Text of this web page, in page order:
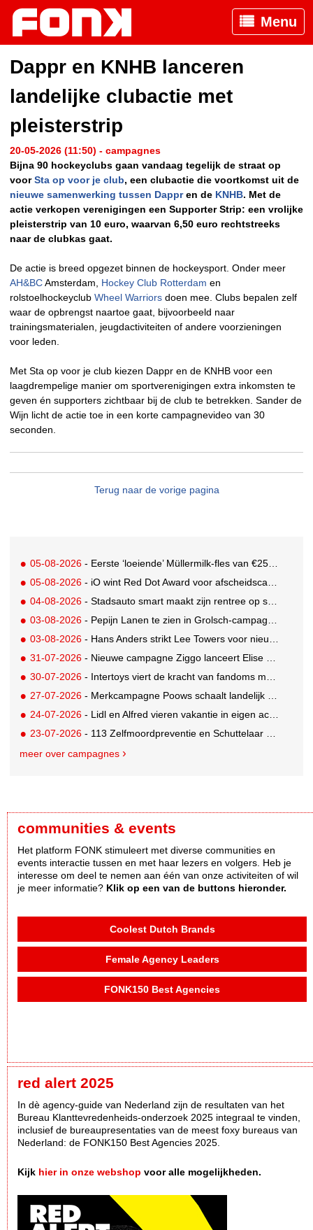
Menu
Dappr en KNHB lanceren
landelijke clubactie met
pleisterstrip
20-05-2026 (11:50) - campagnes
Bijna 90 hockeyclubs gaan vandaag tegelijk de straat op
voorSta op voor je club, een clubactie die voortkomst uit de
nieuwe samenwerking tussen Dappren de KNHB. Met de
actie verkopen verenigingen een Supporter Strip: een vrolijke
pleisterstrip van 10 euro, waarvan 6,50 euro rechtstreeks
naar de clubkas gaat.
De actie is breed opgezet binnen de hockeysport. Onder meer
AH&BCAmsterdam, Hockey Club Rotterdam en
rolstoelhockeyclub Wheel Warriors doen mee. Clubs bepalen zelf
waar de opbrengst naartoe gaat, bijvoorbeeld naar
trainingsmaterialen, jeugdactiviteiten of andere voorzieningen
voor leden.
Met Sta op voor je club kiezen Dappr en de KNHB voor een
laagdrempelige manier om sportverenigingen extra inkomsten te
geven én supporters zichtbaar bij de club te betrekken. Sander de
Wijn licht de actie toe in een korte campagnevideo van 30
seconden.
Terug naar de vorige pagina
05-08-2026 - Eerste ‘loeiende’ Müllermilk-fles van €25.000,- gevonden
05-08-2026 - iO wint Red Dot Award voor afscheidscampagne Peter Houtman bij Feyenoord
04-08-2026 - Stadsauto smart maakt zijn rentree op straat met een wereldwijde muurschilderingcampagne
03-08-2026 - Pepijn Lanen te zien in Grolsch-campagne voor nieuwe Grolsch CAL
03-08-2026 - Hans Anders strikt Lee Towers voor nieuwe campagne
31-07-2026 - Nieuwe campagne Ziggo lanceert Elise Schaap als expert over de Nederlandse voetbalbeleving
30-07-2026 - Intertoys viert de kracht van fandoms met nieuwe social media campagne rondom Olivia Rodrigo
27-07-2026 - Merkcampagne Poows schaalt landelijk op met gerichte Out of Home strategie
24-07-2026 - Lidl en Alfred vieren vakantie in eigen achtertuin
23-07-2026 - 113 Zelfmoordpreventie en Schuttelaar & Partners richten bewustwordingscampagne op mannen
meer over campagnes
communities & events
Het platform FONK stimuleert met diverse communities en
events interactie tussen en met haar lezers en volgers. Heb je
interesse om deel te nemen aan één van onze activiteiten of wil
je meer informatie? Klik op een van de buttons hieronder.
Coolest Dutch Brands
Female Agency Leaders
FONK150 Best Agencies
red alert 2025
In dè agency-guide van Nederland zijn de resultaten van het
Bureau Klanttevredenheids-onderzoek 2025 integraal te vinden,
inclusief de bureaupresentaties van de meest foxy bureaus van
Nederland: de FONK150 Best Agencies 2025.
Kijk hier in onze webshop voor alle mogelijkheden.